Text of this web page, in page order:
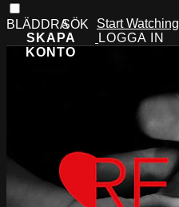
Start Watching